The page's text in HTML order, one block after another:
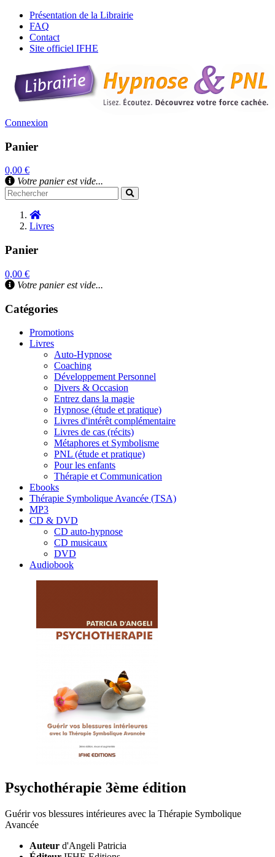
Présentation de la Librairie
FAQ
Contact
Site officiel IFHE
Connexion
Panier
0,00 €
Votre panier est vide...
Livres
Panier
0,00 €
Votre panier est vide...
Catégories
Promotions
Livres
Auto-Hypnose
Coaching
Développement Personnel
Divers & Occasion
Entrez dans la magie
Hypnose (étude et pratique)
Livres d'intérêt complémentaire
Livres de cas (récits)
Métaphores et Symbolisme
PNL (étude et pratique)
Pour les enfants
Thérapie et Communication
Ebooks
Thérapie Symbolique Avancée (TSA)
MP3
CD & DVD
CD auto-hypnose
CD musicaux
DVD
Audiobook
Psychothérapie 3ème édition
Guérir vos blessures intérieures avec la Thérapie Symbolique
Avancée
Auteur d'Angeli Patricia